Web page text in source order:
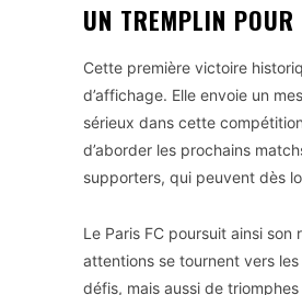
UN TREMPLIN
Cette première victoire
d’affichage. Elle envoie un
sérieux dans cette
d’aborder les prochains
supporters, qui peuvent dès
Le Paris FC poursuit ainsi son
attentions se tournent vers
défis, mais aussi de